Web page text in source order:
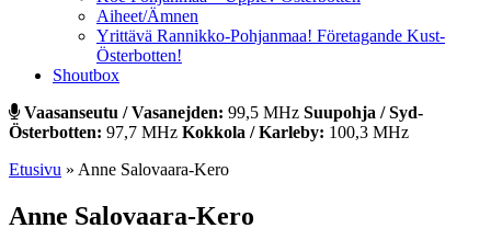
Aiheet/Ämnen
Yrittävä Rannikko-Pohjanmaa! Företagande Kust-
Österbotten!
Shoutbox
Vaasanseutu / Vasanejden: 99,5 MHz Suupohja / Syd-
Österbotten: 97,7 MHz Kokkola / Karleby: 100,3 MHz
Etusivu » Anne Salovaara-Kero
Anne Salovaara-Kero